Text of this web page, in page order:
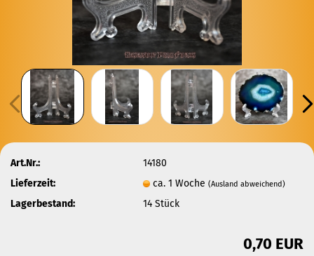
Art.Nr.:
14180
Lieferzeit:
ca. 1 Woche(Ausland abweichend)
Lagerbestand: 14Stück
0,70 EUR